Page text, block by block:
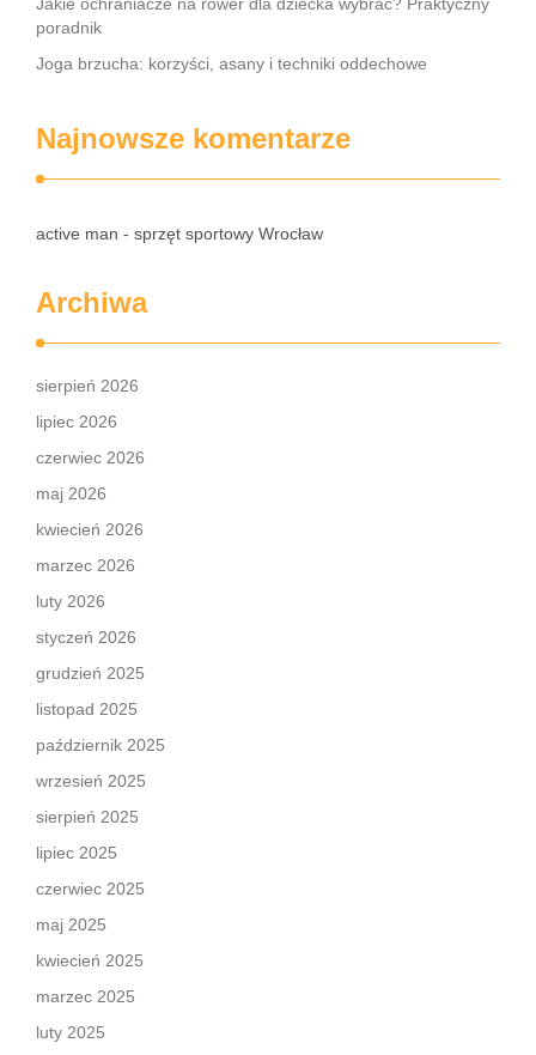
poradnik
Joga brzucha: korzyści, asany i techniki oddechowe
Najnowsze komentarze
active man - sprzęt sportowy Wrocław
Archiwa
sierpień 2026
lipiec 2026
czerwiec 2026
maj 2026
kwiecień 2026
marzec 2026
luty 2026
styczeń 2026
grudzień 2025
listopad 2025
październik 2025
wrzesień 2025
sierpień 2025
lipiec 2025
czerwiec 2025
maj 2025
kwiecień 2025
marzec 2025
luty 2025